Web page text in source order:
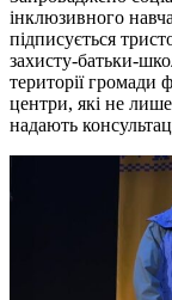
інклюзивного
підписується
захисту-батьки-
території громади
центри, які не
надають